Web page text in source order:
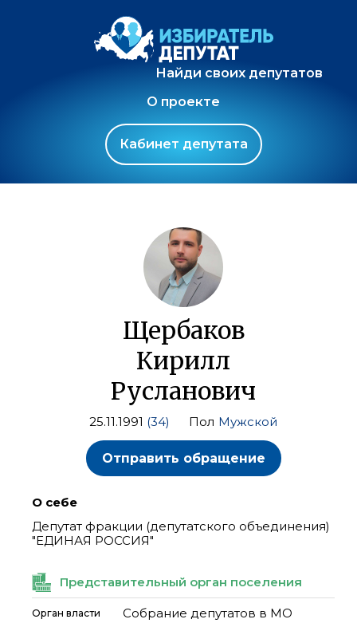
Найди своих депутатов
О проекте
Кабинет депутата
Щербаков
Кирилл
Русланович
25.11.1991 (34) Пол Мужской
Отправить обращение
О себе
Депутат фракции (депутатского объединения)
"ЕДИНАЯ РОССИЯ"
Представительный орган поселения
Орган власти
Собрание депутатов в МО